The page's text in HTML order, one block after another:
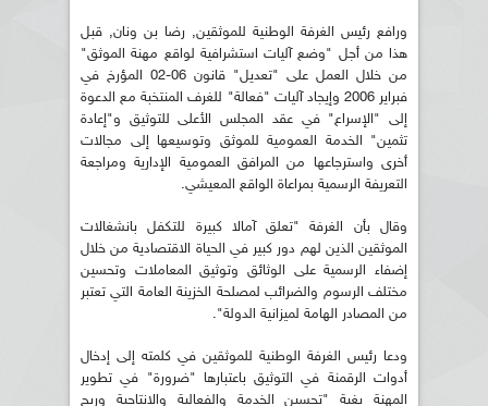
ورافع رئيس الغرفة الوطنية للموثقين, رضا بن ونان, قبل
هذا من أجل "وضع آليات استشرافية لواقع مهنة الموثق"
من خلال العمل على "تعديل" قانون 06-02 المؤرخ في
فبراير 2006 وإيجاد آليات "فعالة" للغرف المنتخبة مع الدعوة
إلى "الإسراع" في عقد المجلس الأعلى للتوثيق و"إعادة
تثمين" الخدمة العمومية للموثق وتوسيعها إلى مجالات
أخرى واسترجاعها من المرافق العمومية الإدارية ومراجعة
التعريفة الرسمية بمراعاة الواقع المعيشي.
وقال بأن الغرفة "تعلق آمالا كبيرة للتكفل بانشغالات
الموثقين الذين لهم دور كبير في الحياة الاقتصادية من خلال
إضفاء الرسمية على الوثائق وتوثيق المعاملات وتحسين
مختلف الرسوم والضرائب لمصلحة الخزينة العامة التي تعتبر
من المصادر الهامة لميزانية الدولة".
ودعا رئيس الغرفة الوطنية للموثقين في كلمته إلى إدخال
أدوات الرقمنة في التوثيق باعتبارها "ضرورة" في تطوير
المهنة بغية "تحسين الخدمة والفعالية والانتاجية وربح